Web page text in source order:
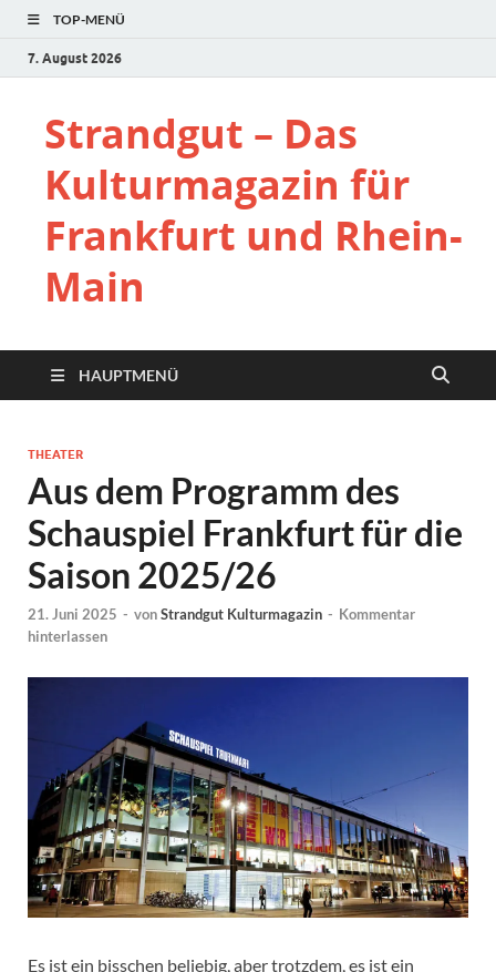
TOP-MENÜ
7. August 2026
Strandgut – Das
Kulturmagazin für
Frankfurt und Rhein-
Main
HAUPTMENÜ
THEATER
Aus dem Programm des
Schauspiel Frankfurt für die
Saison 2025/26
21. Juni 2025 - vonStrandgut Kulturmagazin - Kommentar
hinterlassen
Es ist ein bisschen beliebig, aber trotzdem, es ist ein